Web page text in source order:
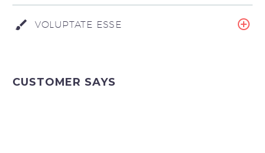
VOLUPTATE ESSE
CUSTOMER SAYS